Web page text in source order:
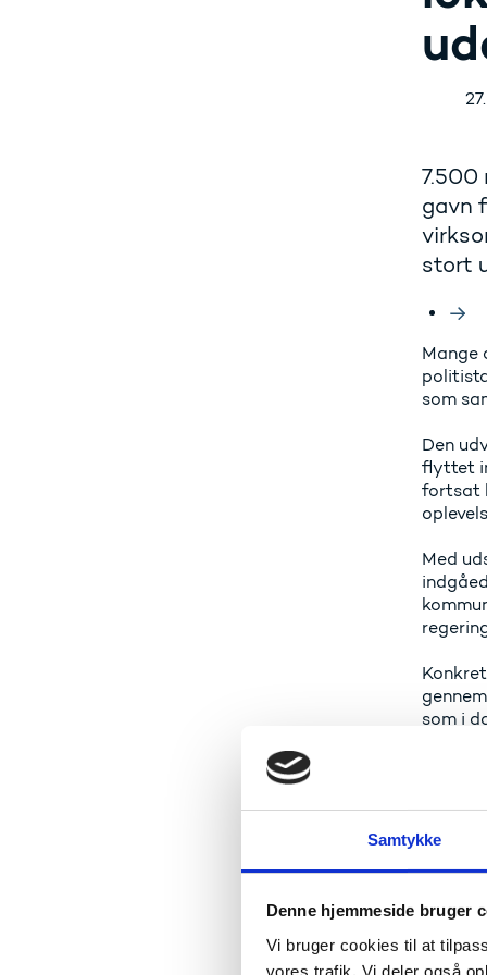
Samtykke
Denne hjemmeside bruger
Vi bruger cookies til at
vores trafik. Vi deler også
7.500
gavn
stort
Mange
som
Den
flyttet
fortsat
Med
som i
-Alt
bliver
Der
om
med
om, at